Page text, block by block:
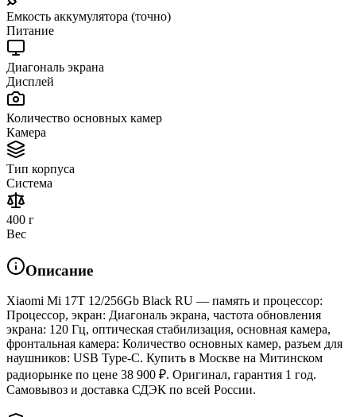
Емкость аккумулятора (точно)
Питание
Диагональ экрана
Дисплей
Количество основных камер
Камера
Тип корпуса
Система
400 г
Вес
Описание
Xiaomi Mi 17T 12/256Gb Black RU — память и процессор:
Процессор, экран: Диагональ экрана, частота обновления
экрана: 120 Гц, оптическая стабилизация, основная камера,
фронтальная камера: Количество основных камер, разъем для
наушников: USB Type-C. Купить в Москве на Митинском
радиорынке по цене 38 900 ₽. Оригинал, гарантия 1 год.
Самовывоз и доставка СДЭК по всей России.